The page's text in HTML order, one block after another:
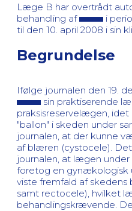
Læge B har overtrådt
behandling af
i
til den 10. april 2008 i sin
Begrundelse
Ifølge journalen den 19.
sin praktiserende
praksisreservelægen,
"ballon" i skeden under
journalen, at der kunne
af blæren (cystocele).
journalen, at lægen
foretog en gynækologisk
viste fremfald af
samt rectocele), hvilket
behandlingskrævende.